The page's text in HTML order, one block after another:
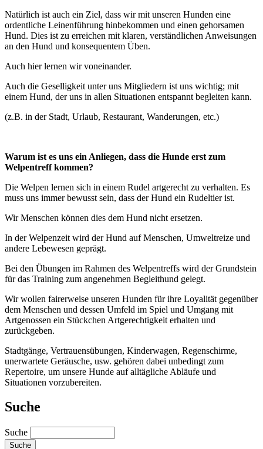
Natürlich ist auch ein Ziel, dass wir mit unseren Hunden eine
ordentliche Leinenführung hinbekommen und einen gehorsamen
Hund. Dies ist zu erreichen mit klaren, verständlichen Anweisungen
an den Hund und konsequentem Üben.
Auch hier lernen wir voneinander.
Auch die Geselligkeit unter uns Mitgliedern ist uns wichtig; mit
einem Hund, der uns in allen Situationen entspannt begleiten kann.
(z.B. in der Stadt, Urlaub, Restaurant, Wanderungen, etc.)
Warum ist es uns ein Anliegen, dass die Hunde erst zum
Welpentreff kommen?
Die Welpen lernen sich in einem Rudel artgerecht zu verhalten. Es
muss uns immer bewusst sein, dass der Hund ein Rudeltier ist.
Wir Menschen können dies dem Hund nicht ersetzen.
In der Welpenzeit wird der Hund auf Menschen, Umweltreize und
andere Lebewesen geprägt.
Bei den Übungen im Rahmen des Welpentreffs wird der Grundstein
für das Training zum angenehmen Begleithund gelegt.
Wir wollen fairerweise unseren Hunden für ihre Loyalität gegenüber
dem Menschen und dessen Umfeld im Spiel und Umgang mit
Artgenossen ein Stückchen Artgerechtigkeit erhalten und
zurückgeben.
Stadtgänge, Vertrauensübungen, Kinderwagen, Regenschirme,
unerwartete Geräusche, usw. gehören dabei unbedingt zum
Repertoire, um unsere Hunde auf alltägliche Abläufe und
Situationen vorzubereiten.
Suche
Suche